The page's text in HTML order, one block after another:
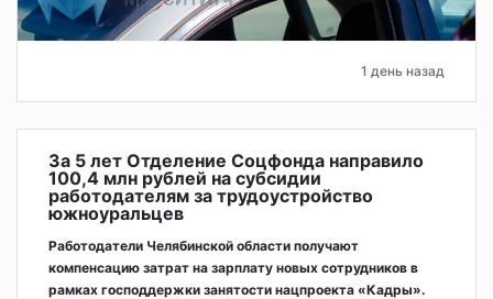
1 день назад
За 5 лет Отделение Соцфонда направило
100,4 млн рублей на субсидии
работодателям за трудоустройство
южноуральцев
Работодатели Челябинской области получают
компенсацию затрат на зарплату новых сотрудников в
рамках господдержки занятости нацпроекта «Кадры».